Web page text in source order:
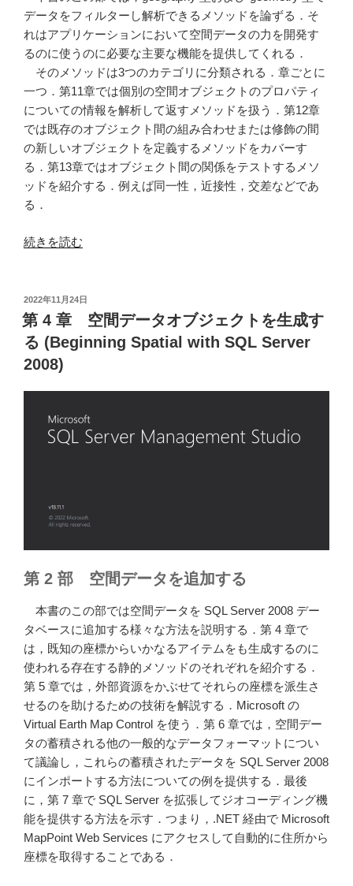
2008)”
の
データをフィルターし解析できるメソッドを論ずる．そ
れはアプリケーションにおいて空間データの力を開発す
るのに使うのに必要な主要な機能を提供してくれる．
そのメソッドは3つのカテゴリに分類される．章ごとに
一つ．第11章では個別の空間オブジェクトのプロパティ
についての情報を解析して返すメソッドを扱う．第12章
では既存のオブジェクト間の組み合わせまたは修飾の間
の新しいオブジェクトを定義するメソッドをカバーす
る．第13章ではオブジェクト間の関係をテストするメソ
ッドを紹介する．例えば同一性，近接性，交差などであ
る．
“第
空
間
オ
ブ
ジ
ェ
検
る
(Begining
Spatial
with
SQL
Server
2008)”
の
続きを読む
投
稿
日:
2022年11月24日
第 4 章 空間データオブジェクトを生成す
る (Beginning Spatial with SQL Server
2008)
第 2 部 空間データを追加する
本書のこの部では空間データを SQL Server 2008 デー
タベースに追加する様々な方法を説明する．第 4 章で
は，既知の座標からいかなるアイテムをも生成するのに
使われる存在する静的メソッドのそれぞれを紹介する．
第 5 章では，外部資源をかぶせてそれらの座標を派生さ
せるのを助けるための技術を解説する．Microsoft の
Virtual Earth Map Control を使う．第 6 章では，空間デー
タの蓄積される他の一般的なデータフォーマットについ
て議論し，これらの蓄積されたデータを SQL Server 2008
にインポートする方法についての例を提供する．最後
に，第 7 章で SQL Server を拡張してジオコーディング機
能を提供する方法を示す．つまり，.NET 経由で Microsoft
MapPoint Web Services にアクセスして自動的に住所から
座標を取得することである．